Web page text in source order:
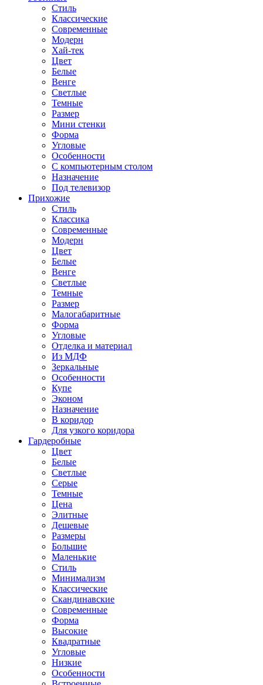
Стиль
Классические
Современные
Модерн
Хай-тек
Цвет
Белые
Венге
Светлые
Темные
Размер
Мини стенки
Форма
Угловые
Особенности
С компьютерным столом
Назначение
Под телевизор
Прихожие
Стиль
Классика
Современные
Модерн
Цвет
Белые
Венге
Светлые
Темные
Размер
Малогабаритные
Форма
Угловые
Отделка и материал
Из МДФ
Зеркальные
Особенности
Купе
Эконом
Назначение
В коридор
Для узкого коридора
Гардеробные
Цвет
Белые
Светлые
Серые
Темные
Цена
Элитные
Дешевые
Размеры
Большие
Маленькие
Стиль
Минимализм
Классические
Скандинавские
Современные
Форма
Высокие
Квадратные
Угловые
Низкие
Особенности